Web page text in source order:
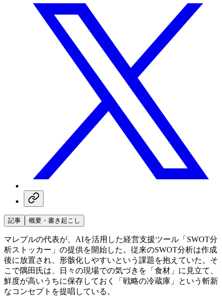
記事 概要・書き起こし
マレブルの代表が、AIを活用した経営支援ツール「SWOT分
析ストッカー」の提供を開始した。従来のSWOT分析は作成
後に放置され、形骸化しやすいという課題を抱えていた。そ
こで隅田氏は、日々の現場での気づきを「食材」に見立て、
鮮度が高いうちに保存しておく「戦略の冷蔵庫」という斬新
なコンセプトを提唱している。